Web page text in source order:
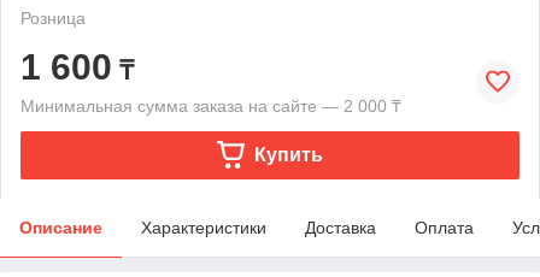
Розница
1 600 ₸
Минимальная сумма заказа на сайте — 2 000 ₸
Купить
Описание Характеристики Доставка Оплата